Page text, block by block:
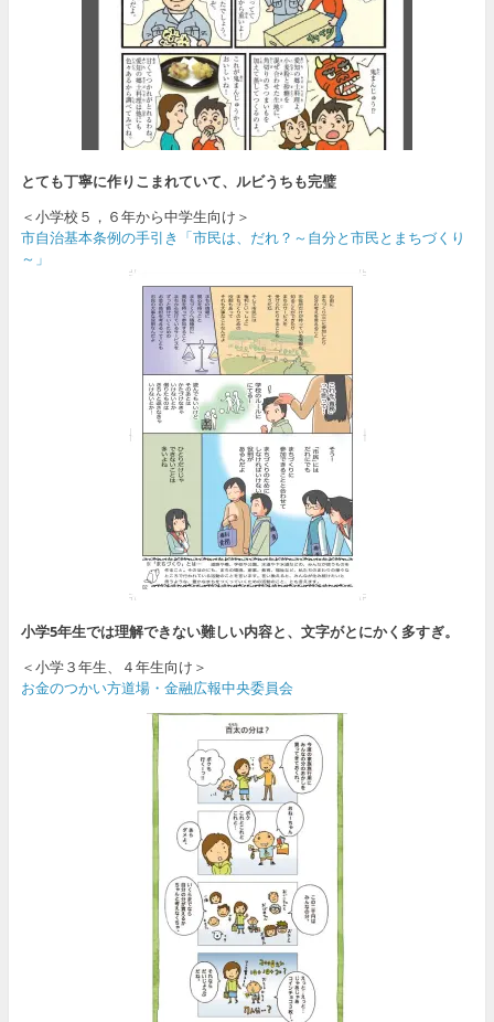
とても丁寧に作りこまれていて、ルビうちも完璧
＜小学校５，６年から中学生向け＞
市自治基本条例の手引き「市民は、だれ？～自分と市民とまちづくり
～」
小学5年生では理解できない難しい内容と、文字がとにかく多すぎ。
＜小学３年生、４年生向け＞
お金のつかい方道場・金融広報中央委員会